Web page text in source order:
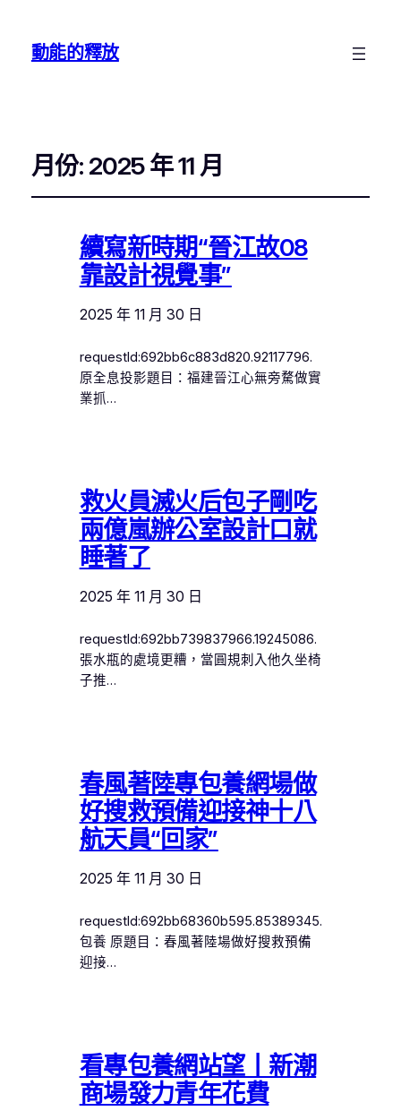
動能的釋放
月份: 2025 年 11 月
續寫新時期“晉江故08
靠設計視覺事”
2025 年 11 月 30 日
requestId:692bb6c883d820.92117796.
原全息投影題目：福建晉江心無旁騖做實
業抓…
救火員滅火后包子剛吃
兩億嵐辦公室設計口就
睡著了
2025 年 11 月 30 日
requestId:692bb739837966.19245086.
張水瓶的處境更糟，當圓規刺入他久坐椅
子推…
春風著陸專包養網場做
好搜救預備迎接神十八
航天員“回家”
2025 年 11 月 30 日
requestId:692bb68360b595.85389345.
包養 原題目：春風著陸場做好搜救預備
迎接…
看專包養網站望丨新潮
商場發力青年花費